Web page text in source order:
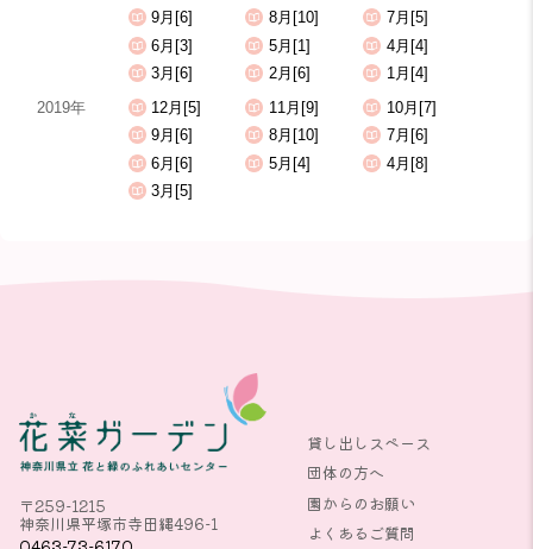
9月[6]
8月[10]
7月[5]
6月[3]
5月[1]
4月[4]
3月[6]
2月[6]
1月[4]
2019年
12月[5] 11月[9]
10月[7]
9月[6]
8月[10]
7月[6]
6月[6]
5月[4]
4月[8]
3月[5]
〒259-1215
神奈川県平塚市寺田縄496-1
貸し出しスペース
団体の方へ
園からのお願い
よくあるご質問